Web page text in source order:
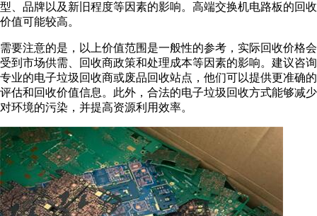
型、品牌以及新旧程度等因素的影响。高端交换机电路板的回收
价值可能较高。
需要注意的是，以上价值范围是一般性的参考，实际回收价格会
受到市场供需、回收商政策和处理成本等因素的影响。建议咨询
专业的电子垃圾回收商或废品回收站点，他们可以提供更准确的
评估和回收价值信息。此外，合法的电子垃圾回收方式能够减少
对环境的污染，并提高资源利用效率。